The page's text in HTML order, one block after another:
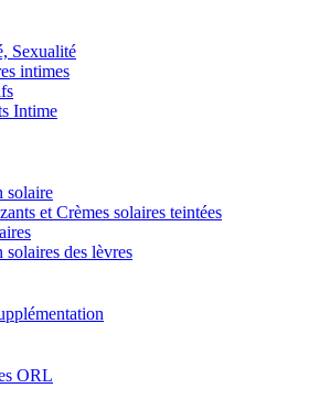
Sexualité
intimes
Intime
solaire
et Crèmes solaires teintées
solaires des lèvres
ORL